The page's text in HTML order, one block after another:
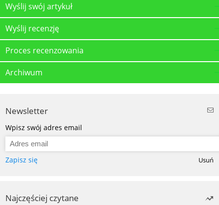
Wyślij swój artykuł
Wyślij recenzję
Proces recenzowania
Archiwum
Newsletter
Wpisz swój adres email
Zapisz się Usuń
Najczęściej czytane